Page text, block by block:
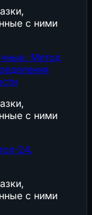
с ними
Метод
с ними
24.
с ними